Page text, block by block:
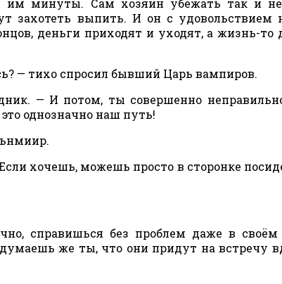
им минуты. Сам хозяин убежать так и
захотеть выпить. И он с удовольствием
деньги приходят и уходят, а жизнь-то
— тихо спросил бывший Царь вампиров.
— И потом, ты совершенно
однозначно наш путь!
хочешь, можешь просто в сторонке
справишься без проблем даже в своём
же ты, что они придут на встречу